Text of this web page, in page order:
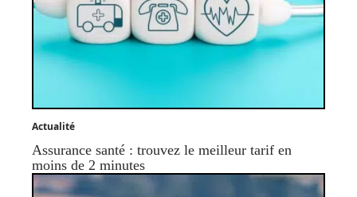
Actualité
Assurance santé : trouvez le meilleur tarif en
moins de 2 minutes